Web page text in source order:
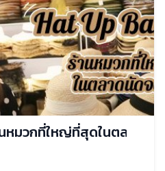
หมวกที่ใหญ่ที่สุดในตลาดนั